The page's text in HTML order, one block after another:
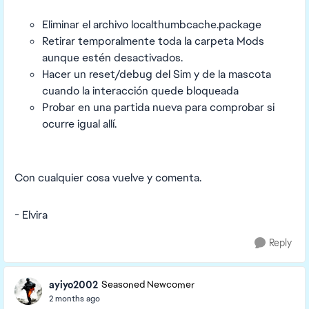
Eliminar el archivo localthumbcache.package
Retirar temporalmente toda la carpeta Mods
aunque estén desactivados.
Hacer un reset/debug del Sim y de la mascota
cuando la interacción quede bloqueada
Probar en una partida nueva para comprobar si
ocurre igual allí.
Con cualquier cosa vuelve y comenta.
- Elvira
Reply
ayiyo2002 Seasoned Newcomer
2 months ago